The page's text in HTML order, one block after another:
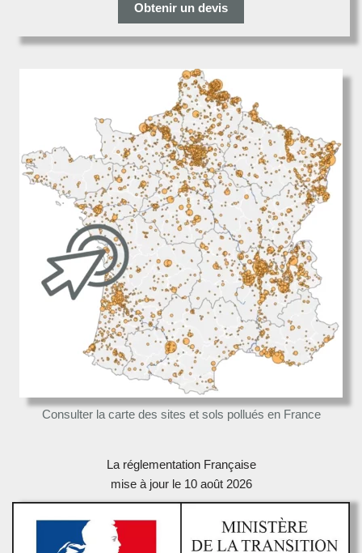
Obtenir un devis
Consulter la carte des sites et sols pollués en France
La réglementation Française
mise à jour le 10 août 2026